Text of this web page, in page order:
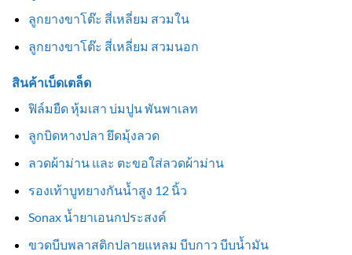
ลูกยางขาโต๊ะ สี่เหลี่ยม สวมใน
ลูกยางขาโต๊ะ สี่เหลี่ยม สวมนอก
สินค้าเบ็ดเตล็ด
ฟิล์มยืด หุ้มเสา บ่มปูน พันพาเลท
ลูกบิดหางปลา ยึดมุ้งลวด
ลวดผ้าม่าน และ ตะขอใส่ลวดผ้าม่าน
รองเท้าบูทยางกันน้ำสูง 12 นิ้ว
Sonax น้ำยาเอนกประสงค์
ขวดบีบพลาสติกปลายแหลม บีบกาว บีบน้ำมัน